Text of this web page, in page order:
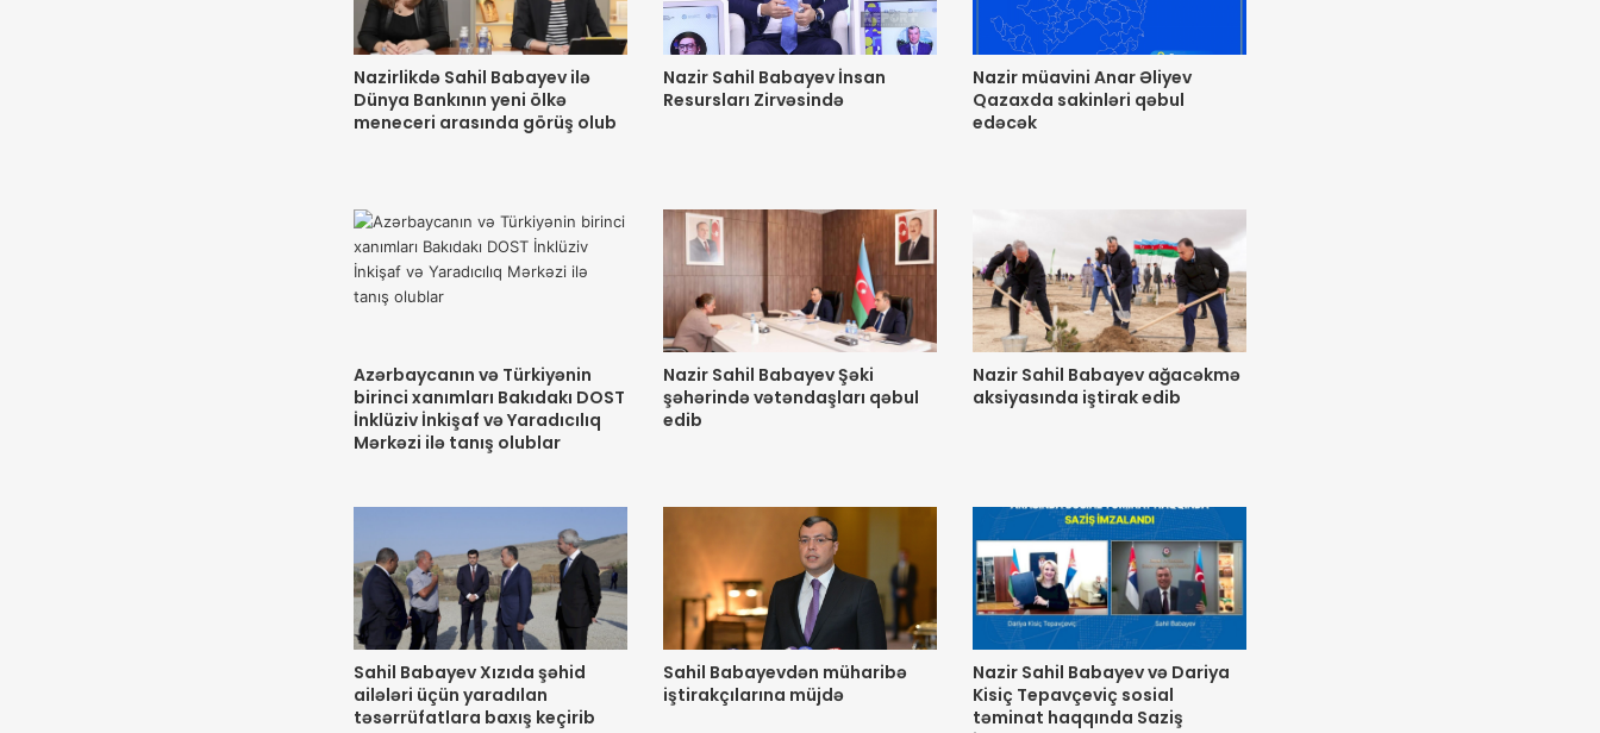
Nazirlikdə Sahil Babayev ilə
Dünya Bankının yeni ölkə
meneceri arasında görüş olub
Nazir Sahil Babayev İnsan
Resursları Zirvəsində
Nazir müavini Anar Əliyev
Qazaxda sakinləri qəbul
edəcək
Azərbaycanın və Türkiyənin
birinci xanımları Bakıdakı DOST
İnklüziv İnkişaf və Yaradıcılıq
Mərkəzi ilə tanış olublar
Nazir Sahil Babayev Şəki
şəhərində vətəndaşları qəbul
edib
Nazir Sahil Babayev ağacəkmə
aksiyasında iştirak edib
Sahil Babayev Xızıda şəhid
ailələri üçün yaradılan
təsərrüfatlara baxış keçirib
Sahil Babayevdən müharibə
iştirakçılarına müjdə
Nazir Sahil Babayev və Dariya
Kisiç Tepavçeviç sosial
təminat haqqında Saziş